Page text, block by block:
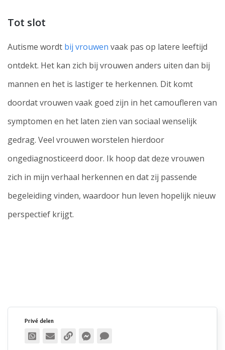
Tot slot
Autisme wordt bij vrouwen vaak pas op latere leeftijd
ontdekt. Het kan zich bij vrouwen anders uiten dan bij
mannen en het is lastiger te herkennen. Dit komt
doordat vrouwen vaak goed zijn in het camoufleren van
symptomen en het laten zien van sociaal wenselijk
gedrag. Veel vrouwen worstelen hierdoor
ongediagnosticeerd door. Ik hoop dat deze vrouwen
zich in mijn verhaal herkennen en dat zij passende
begeleiding vinden, waardoor hun leven hopelijk nieuw
perspectief krijgt.
Privé delen